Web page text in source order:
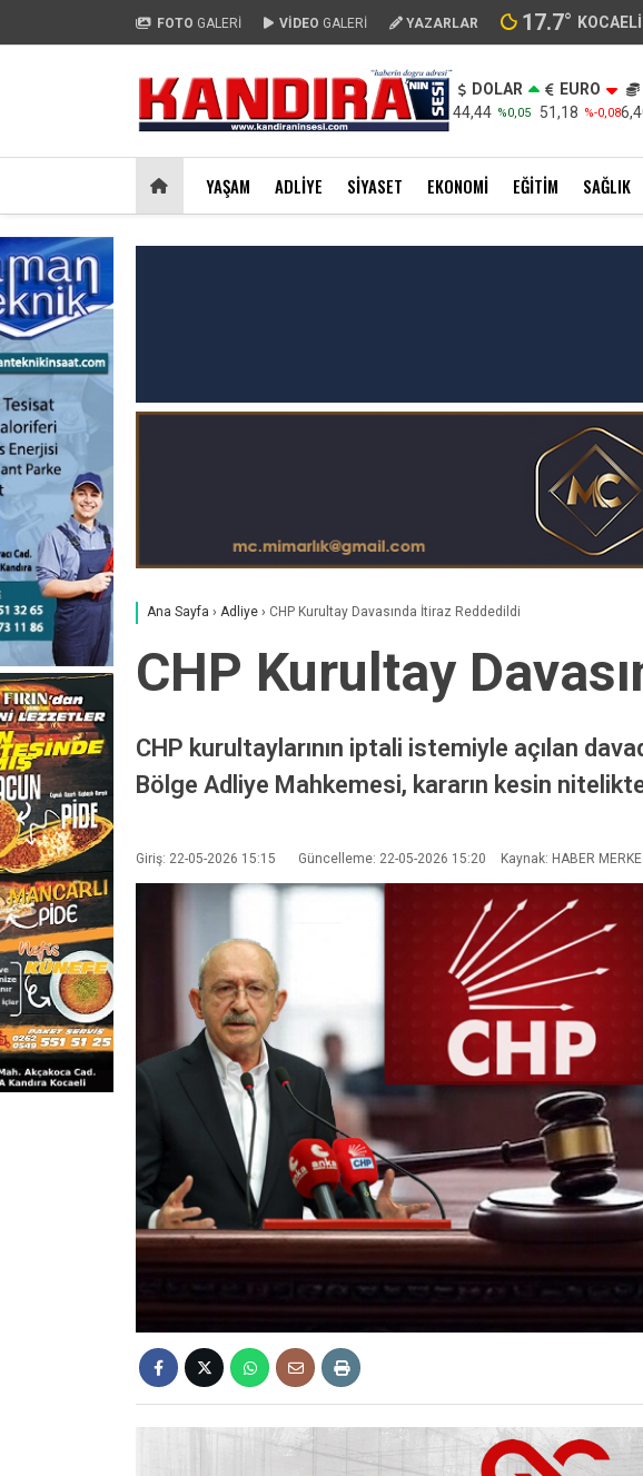
FOTO GALERİ VİDEO GALERİ YAZARLAR 17.7° KOCAELI
DOLAR
44,44 %0,05
EURO
51,18 %-0,08
YAŞAM ADLIYE SIYASET EKONOMI EĞITIM SAĞLIK
Ana Sayfa › Adliye › CHP Kurultay Davasında İtiraz Reddedildi
CHP Kurultay
CHP kurultaylarının iptali istemiyle açılan
Bölge Adliye Mahkemesi, kararın kesin
Giriş: 22-05-2026 15:15 Güncelleme: 22-05-2026 15:20 Kaynak: HABER